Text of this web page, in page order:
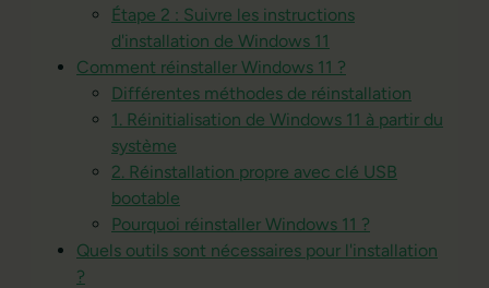
Étape 2 : Suivre les instructions
d'installation de Windows 11
Comment réinstaller Windows 11 ?
Différentes méthodes de réinstallation
1. Réinitialisation de Windows 11 à partir du
système
2. Réinstallation propre avec clé USB
bootable
Pourquoi réinstaller Windows 11 ?
Quels outils sont nécessaires pour l'installation
?